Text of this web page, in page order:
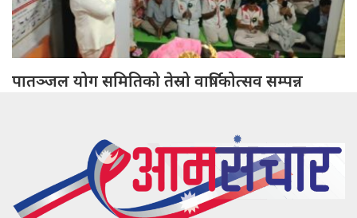
पातञ्जल योग समितिको तेस्रो वार्षिकोत्सव सम्पन्न